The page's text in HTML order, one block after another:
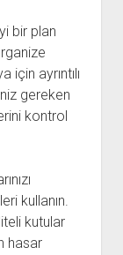
bir plan
ayrıntılı
gereken
kontrol
kullanın.
kutular
hasar